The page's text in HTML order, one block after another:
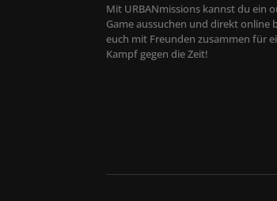
Mit URBANmissions kannst du ein
Game aussuchen und direkt online
euch mit Freunden zusammen für
Kampf gegen die Zeit!